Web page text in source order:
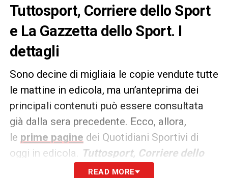
Tuttosport, Corriere dello Sport
e La Gazzetta dello Sport. I
dettagli
Sono decine di migliaia le copie vendute tutte
le mattine in edicola, ma un’anteprima dei
principali contenuti può essere consultata
già dalla sera precedente. Ecco, allora,
le prime pagine dei Quotidiani Sportivi di
oggi in edicola.
Tuttosport, Corriere dello
Sport e La Gazzetta dello
READ MORE